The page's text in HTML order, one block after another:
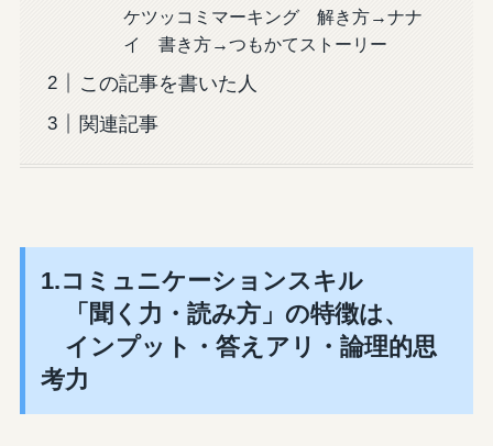
ケツッコミマーキング 解き方→ナナ
イ 書き方→つもかてストーリー
この記事を書いた人
関連記事
1.コミュニケーションスキル
「聞く力・読み方」の特徴は、
インプット・答えアリ・論理的思
考力